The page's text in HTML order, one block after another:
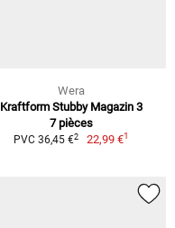
Wera
Kraftform Stubby Magazin 3
7 pièces
PVC 36,45 €2 22,99 €1